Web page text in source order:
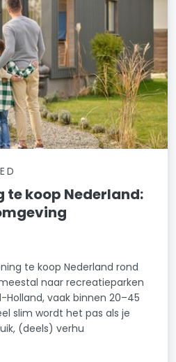
koop Nederland:
te koop Nederland rond
naar recreatieparken
vaak binnen 20–45
slim wordt het pas als je
(deels) verhu